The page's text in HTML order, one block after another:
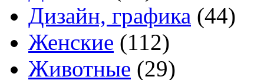
Дизайн, графика (44)
Женские (112)
Животные (29)